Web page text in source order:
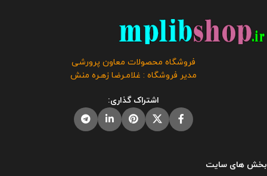
فروشگاه محصولات معاون پرورشی
مدیر فروشگاه : غلامـرضا زهـره منش
اشتراک گذاری:
بخش های سایت